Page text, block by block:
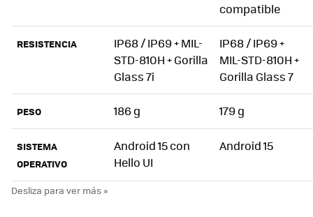
compatible
RESISTENCIA
IP68 / IP69 + MIL-
STD-810H + Gorilla
Glass 7i
IP68 / IP69 +
MIL-STD-810H +
Gorilla Glass 7
PESO 186 g 179 g
SISTEMA
OPERATIVO
Android 15 con
Hello UI
Android 15